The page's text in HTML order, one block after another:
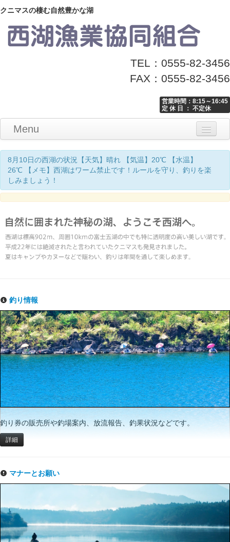
クニマスの棲む自然豊かな湖
TEL：0555-82-3456
FAX：0555-82-3456
営業時間：8:15～16:45
定 休 日 ： 不定休
Menu
Home
釣り情報
マナーとお願い
クニマス展示館
漁協からのお知らせ
お問い合わせ
8月10日の西湖の状況【天気】晴れ 【気温】20℃ 【水温】
26℃ 【メモ】西湖はワーム禁止です！ルールを守り、釣りを楽
しみましょう！
釣り情報
釣り券の販売所や釣場案内、放流報告、釣果状況などです。
詳細
マナーとお願い